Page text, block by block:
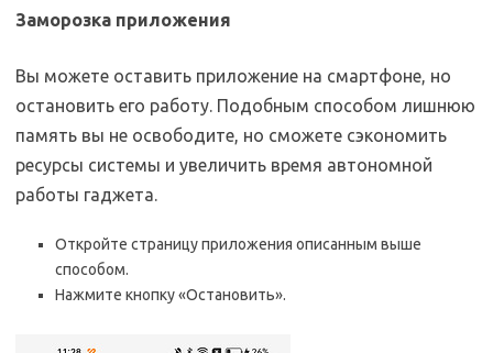
Заморозка приложения
Вы можете оставить приложение на смартфоне, но
остановить его работу. Подобным способом лишнюю
память вы не освободите, но сможете сэкономить
ресурсы системы и увеличить время автономной
работы гаджета.
Откройте страницу приложения описанным выше
способом.
Нажмите кнопку «Остановить».